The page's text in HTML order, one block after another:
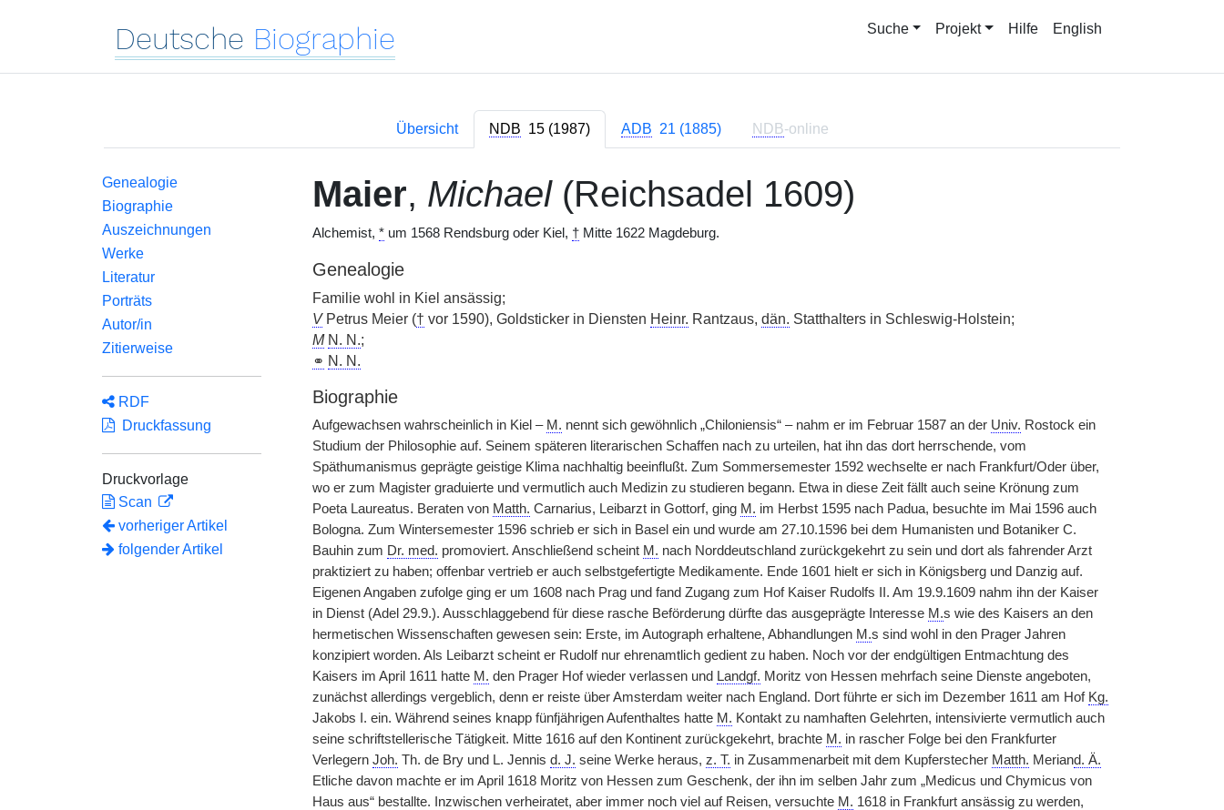
Deutsche Biographie Suche Projekt Hilfe English
Übersicht NDB 15 (1987) ADB 21 (1885) NDB-online
Genealogie
Biographie
Auszeichnungen
Werke
Literatur
Porträts
Autor/in
Zitierweise
RDF
Druckfassung
Druckvorlage
Scan
vorheriger Artikel
folgender Artikel
Maier, Michael(Reichsadel 1609)
Alchemist, *um 1568 Rendsburg oder Kiel, †Mitte 1622 Magdeburg.
Genealogie
Familie wohl in Kiel ansässig;
VPetrus Meier († vor 1590), Goldsticker in Diensten Heinr. Rantzaus, dän. Statthalters in Schleswig-Holstein;
M N. N.;
⚭ N. N.
Biographie
Aufgewachsen wahrscheinlich in Kiel – M. nennt sich gewöhnlich „Chiloniensis“ – nahm er im Februar 1587 an der Univ. Rostock ein
Studium der Philosophie auf. Seinem späteren literarischen Schaffen nach zu urteilen, hat ihn das dort herrschende, vom
Späthumanismus geprägte geistige Klima nachhaltig beeinflußt. Zum Sommersemester 1592 wechselte er nach Frankfurt/Oder über,
wo er zum Magister graduierte und vermutlich auch Medizin zu studieren begann. Etwa in diese Zeit fällt auch seine Krönung zum
Poeta Laureatus. Beraten von Matth. Carnarius, Leibarzt in Gottorf, ging M. im Herbst 1595 nach Padua, besuchte im Mai 1596 auch
Bologna. Zum Wintersemester 1596 schrieb er sich in Basel ein und wurde am 27.10.1596 bei dem Humanisten und Botaniker C.
Bauhin zum Dr. med. promoviert. Anschließend scheint M. nach Norddeutschland zurückgekehrt zu sein und dort als fahrender Arzt
praktiziert zu haben; offenbar vertrieb er auch selbstgefertigte Medikamente. Ende 1601 hielt er sich in Königsberg und Danzig auf.
Eigenen Angaben zufolge ging er um 1608 nach Prag und fand Zugang zum Hof Kaiser Rudolfs II. Am 19.9.1609 nahm ihn der Kaiser
in Dienst (Adel 29.9.). Ausschlaggebend für diese rasche Beförderung dürfte das ausgeprägte Interesse M.s wie des Kaisers an den
hermetischen Wissenschaften gewesen sein: Erste, im Autograph erhaltene, Abhandlungen M.s sind wohl in den Prager Jahren
konzipiert worden. Als Leibarzt scheint er Rudolf nur ehrenamtlich gedient zu haben. Noch vor der endgültigen Entmachtung des
Kaisers im April 1611 hatte M. den Prager Hof wieder verlassen und Landgf. Moritz von Hessen mehrfach seine Dienste angeboten,
zunächst allerdings vergeblich, denn er reiste über Amsterdam weiter nach England. Dort führte er sich im Dezember 1611 am Hof Kg.
Jakobs I. ein. Während seines knapp fünfjährigen Aufenthaltes hatte M. Kontakt zu namhaften Gelehrten, intensivierte vermutlich auch
seine schriftstellerische Tätigkeit. Mitte 1616 auf den Kontinent zurückgekehrt, brachte M. in rascher Folge bei den Frankfurter
Verlegern Joh. Th. de Bry und L. Jennis d. J. seine Werke heraus, z. T. in Zusammenarbeit mit dem Kupferstecher Matth. Meriand. Ä.
Etliche davon machte er im April 1618 Moritz von Hessen zum Geschenk, der ihn im selben Jahr zum „Medicus und Chymicus von
Haus aus“ bestallte. Inzwischen verheiratet, aber immer noch viel auf Reisen, versuchte M. 1618 in Frankfurt ansässig zu werden,